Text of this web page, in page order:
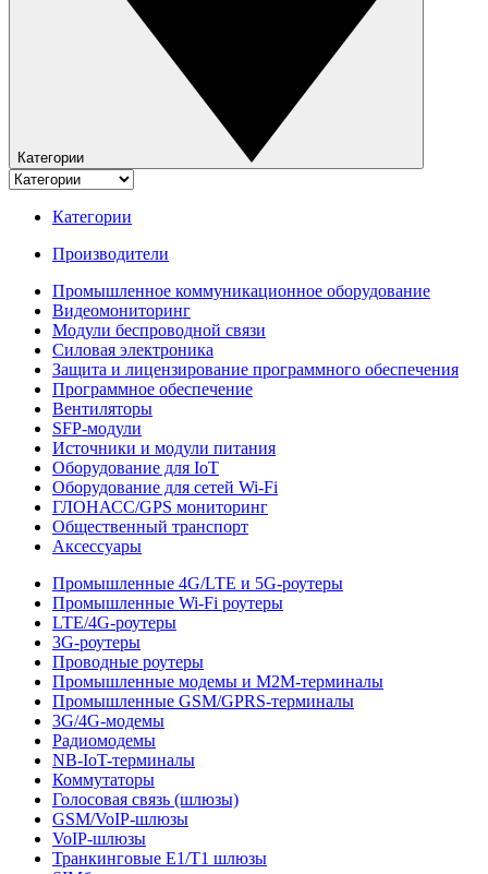
Категории
Категории
Производители
Промышленное коммуникационное оборудование
Видеомониторинг
Модули беспроводной связи
Силовая электроника
Защита и лицензирование программного обеспечения
Программное обеспечение
Вентиляторы
SFP-модули
Источники и модули питания
Оборудование для IoT
Оборудование для сетей Wi-Fi
ГЛОНАСС/GPS мониторинг
Общественный транспорт
Аксессуары
Промышленные 4G/LTE и 5G-роутеры
Промышленные Wi-Fi роутеры
LTE/4G-роутеры
3G-роутеры
Проводные роутеры
Промышленные модемы и M2M-терминалы
Промышленные GSM/GPRS-терминалы
3G/4G-модемы
Радиомодемы
NB-IoT-терминалы
Коммутаторы
Голосовая связь (шлюзы)
GSM/VoIP-шлюзы
VoIP-шлюзы
Транкинговые E1/T1 шлюзы